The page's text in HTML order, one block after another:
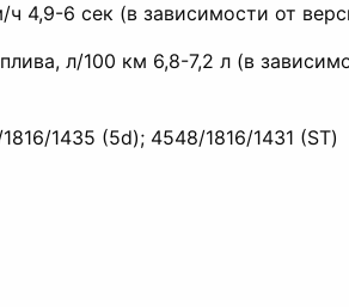
ч 4,9-6 сек (в зависимости от
л/100 км 6,8-7,2 л (в
1435 (5d); 4548/1816/1431 (ST)